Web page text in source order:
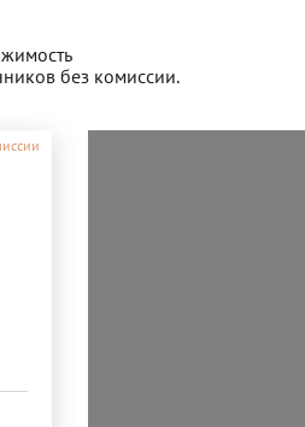
без комиссии.